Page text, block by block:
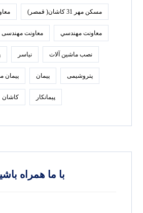
مسکن مهر 31 کاشان( قمصر)
معاونت مهندسي معاونت مهندسی
نصب ماشین آلات نیاسر
پتروشیمی پیمان پیمان
پیمانکار کاشان
با ما همراه